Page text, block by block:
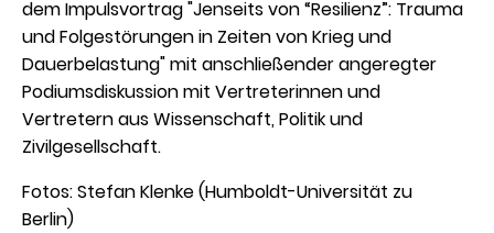
dem Impulsvortrag "Jenseits von “Resilienz”: Trauma
und Folgestörungen in Zeiten von Krieg und
Dauerbelastung" mit anschließender angeregter
Podiumsdiskussion mit Vertreterinnen und
Vertretern aus Wissenschaft, Politik und
Zivilgesellschaft.
Fotos: Stefan Klenke (Humboldt-Universität zu
Berlin)